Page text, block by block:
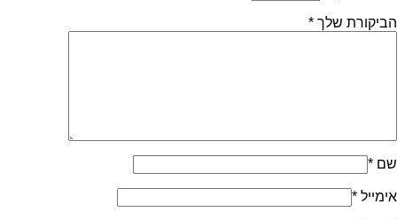
הביקורת שלך *
שם *
אימייל *